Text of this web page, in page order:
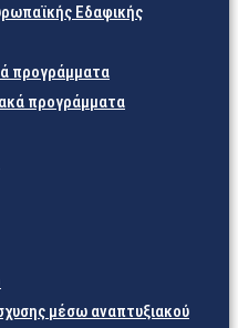
Εδαφικής
προγράμματα
προγράμματα
μέσω αναπτυξιακού